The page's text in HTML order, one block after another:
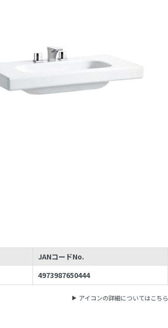
JANコードNo.
4973987650444
アイコンの詳細についてはこちら